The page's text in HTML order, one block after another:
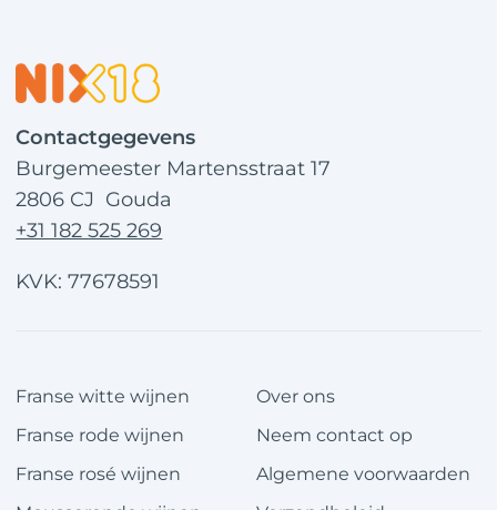
Contactgegevens
Burgemeester Martensstraat 17
2806 CJ Gouda
+31 182 525 269
KVK: 77678591
Franse witte wijnen
Franse rode wijnen
Franse rosé wijnen
Over ons
Neem contact op
Algemene voorwaarden